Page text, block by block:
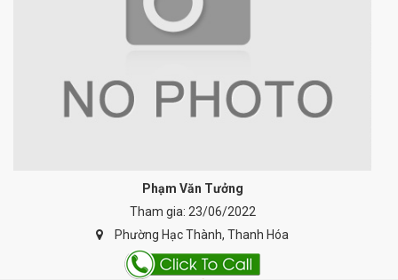
Phạm Văn Tưởng
Tham gia: 23/06/2022
Phường Hạc Thành, Thanh Hóa